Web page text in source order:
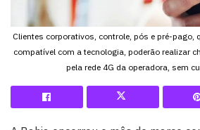
Clientes corporativos, controle, pós e pré-pago,
compatível com a tecnologia, poderão realizar
pela rede 4G da operadora, sem